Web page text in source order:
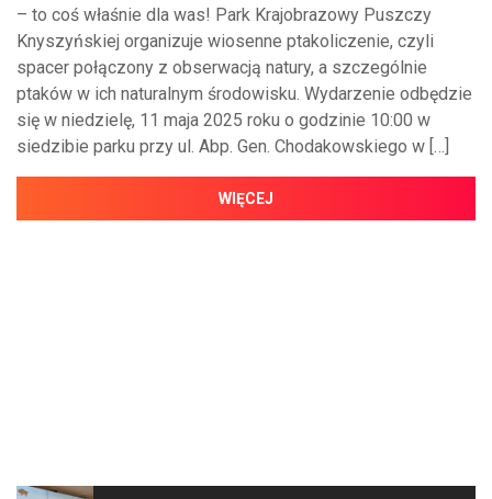
– to coś właśnie dla was! Park Krajobrazowy Puszczy
Knyszyńskiej organizuje wiosenne ptakoliczenie, czyli
spacer połączony z obserwacją natury, a szczególnie
ptaków w ich naturalnym środowisku. Wydarzenie odbędzie
się w niedzielę, 11 maja 2025 roku o godzinie 10:00 w
siedzibie parku przy ul. Abp. Gen. Chodakowskiego w […]
WIĘCEJ